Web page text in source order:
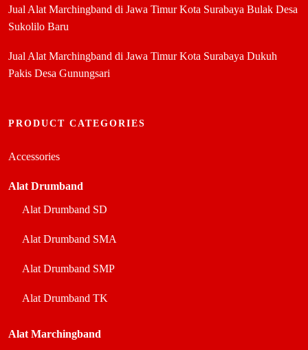
Jual Alat Marchingband di Jawa Timur Kota Surabaya Bulak Desa
Sukolilo Baru
Jual Alat Marchingband di Jawa Timur Kota Surabaya Dukuh
Pakis Desa Gunungsari
PRODUCT CATEGORIES
Accessories
Alat Drumband
Alat Drumband SD
Alat Drumband SMA
Alat Drumband SMP
Alat Drumband TK
Alat Marchingband